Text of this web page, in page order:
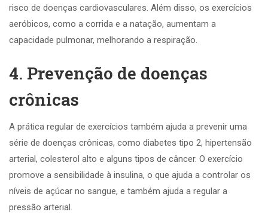
risco de doenças cardiovasculares. Além disso, os exercícios
aeróbicos, como a corrida e a natação, aumentam a
capacidade pulmonar, melhorando a respiração.
4. Prevenção de doenças
crônicas
A prática regular de exercícios também ajuda a prevenir uma
série de doenças crônicas, como diabetes tipo 2, hipertensão
arterial, colesterol alto e alguns tipos de câncer. O exercício
promove a sensibilidade à insulina, o que ajuda a controlar os
níveis de açúcar no sangue, e também ajuda a regular a
pressão arterial.